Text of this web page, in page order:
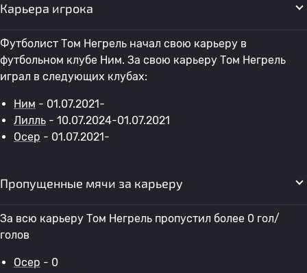
Карьера игрока
Футболист Том Негрель начал свою карьеру в
футбольном клубе Ним. За свою карьеру Том Негрель
играл в следующих клубах:
Ним - 01.07.2021-
Лилль - 10.07.2024-01.07.2021
Осер - 01.07.2021-
Пропущенные мячи за карьеру
За всю карьеру Том Негрель пропустил более 0 гол/
голов
Осер - 0